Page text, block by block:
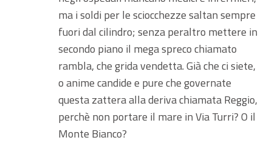
ma i soldi per le sciocchezze saltan sempre
fuori dal cilindro; senza peraltro mettere in
secondo piano il mega spreco chiamato
rambla, che grida vendetta. Già che ci siete,
o anime candide e pure che governate
questa zattera alla deriva chiamata Reggio,
perchè non portare il mare in Via Turri? O il
Monte Bianco?